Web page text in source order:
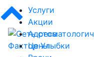
Услуги
Акции
Адреса
Цены